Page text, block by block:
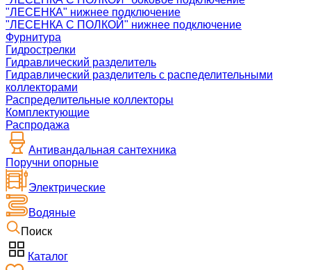
"ЛЕСЕНКА" нижнее подключение
"ЛЕСЕНКА С ПОЛКОЙ" нижнее подключение
Фурнитура
Гидрострелки
Гидравлический разделитель
Гидравлический разделитель с распеделительными
коллекторами
Распределительные коллекторы
Комплектующие
Распродажа
Антивандальная сантехника
Поручни опорные
Электрические
Водяные
Поиск
Каталог